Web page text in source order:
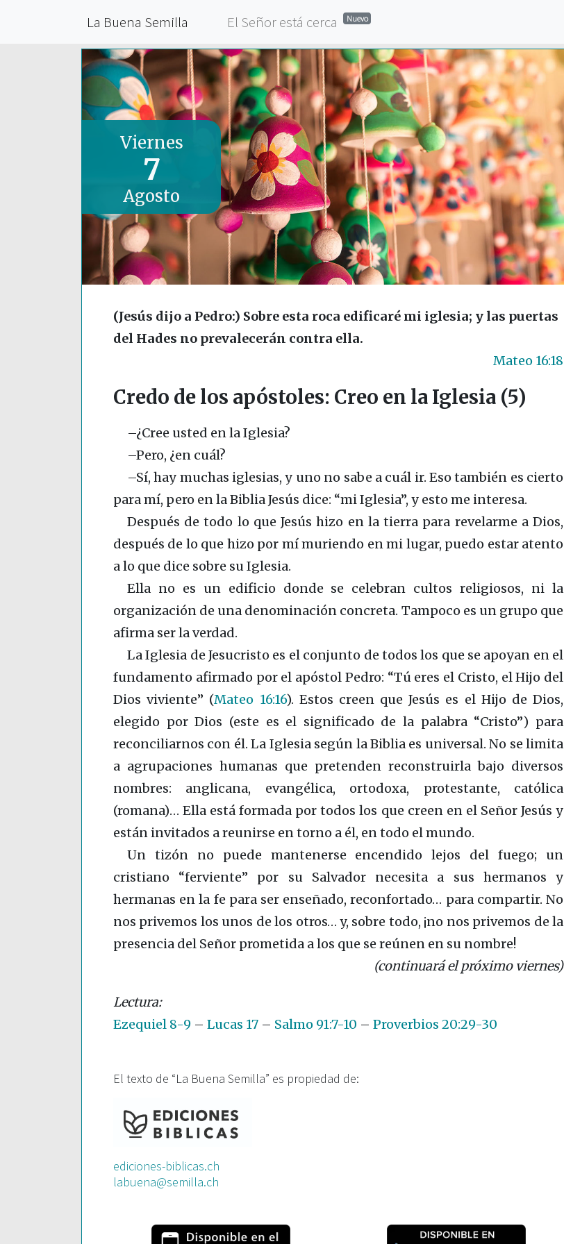
La Buena Semilla El Señor está cerca Nuevo
Viernes
7
Agosto
(Jesús dijo a Pedro:) Sobre esta roca edificaré mi iglesia; y las puertas
del Hades no prevalecerán contra ella.
Mateo 16:18
Credo de los apóstoles: Creo en la Iglesia (5)
–¿Cree usted en la Iglesia?
–Pero, ¿en cuál?
–Sí, hay muchas iglesias, y uno no sabe a cuál ir. Eso también es cierto
para mí, pero en la Biblia Jesús dice: “mi Iglesia”, y esto me interesa.
Después de todo lo que Jesús hizo en la tierra para revelarme a Dios,
después de lo que hizo por mí muriendo en mi lugar, puedo estar atento
a lo que dice sobre su Iglesia.
Ella no es un edificio donde se celebran cultos religiosos, ni la
organización de una denominación concreta. Tampoco es un grupo que
afirma ser la verdad.
La Iglesia de Jesucristo es el conjunto de todos los que se apoyan en el
fundamento afirmado por el apóstol Pedro: “Tú eres el Cristo, el Hijo del
Dios viviente” (Mateo 16:16). Estos creen que Jesús es el Hijo de Dios,
elegido por Dios (este es el significado de la palabra “Cristo”) para
reconciliarnos con él. La Iglesia según la Biblia es universal. No se limita
a agrupaciones humanas que pretenden reconstruirla bajo diversos
nombres: anglicana, evangélica, ortodoxa, protestante, católica
(romana)… Ella está formada por todos los que creen en el Señor Jesús y
están invitados a reunirse en torno a él, en todo el mundo.
Un tizón no puede mantenerse encendido lejos del fuego; un
cristiano “ferviente” por su Salvador necesita a sus hermanos y
hermanas en la fe para ser enseñado, reconfortado… para compartir. No
nos privemos los unos de los otros… y, sobre todo, ¡no nos privemos de la
presencia del Señor prometida a los que se reúnen en su nombre!
(continuará el próximo viernes)
Ezequiel 8-9 – Lucas 17 – Salmo 91:7-10 – Proverbios 20:29-30
El texto de “La Buena Semilla” es propiedad de:
ediciones-biblicas.ch
labuena@semilla.ch